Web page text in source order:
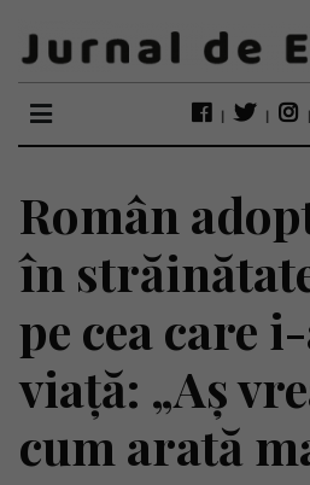
Român
în
pe cea care
viață: „Aș
cum arată